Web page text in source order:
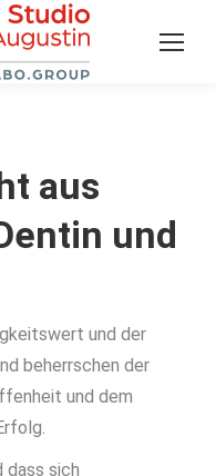
aus
und
und der
beherrschen der
und dem
dass sich